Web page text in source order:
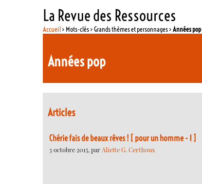
La Revue des Ressources
Accueil> Mots-clés > Grands thèmes et personnages >Années pop
Années pop
Articles
Chérie fais de beaux rêves ! [ pour un homme - 1 ]
3 octobre 2015, parAliette G. Certhoux